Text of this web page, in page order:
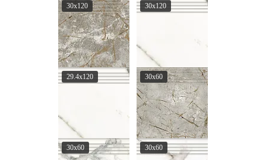
30x120 30x120
29.4x120 30x60
30x60 30x60